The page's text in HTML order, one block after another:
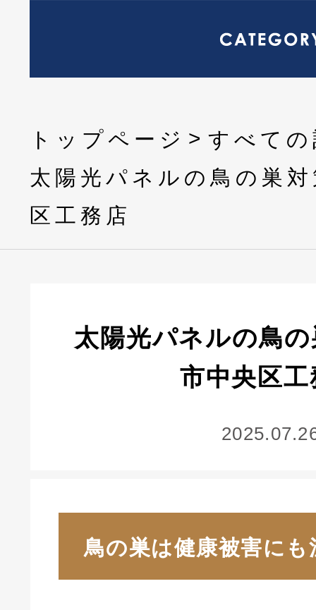
トップページ
すべて
太陽光パネルの鳥の巣
区工務店
太陽光パネルの鳥
市中央区工
鳥の巣は健康被害にも